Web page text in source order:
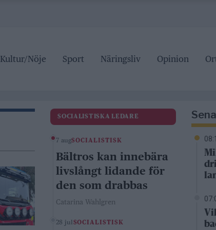
Kultur/Nöje Sport Näringsliv Opinion
SOCIALISTISKA LEDARE
7 augSOCIALISTISK
Bältros kan innebära
livslångt lidande för
den som drabbas
Catarina Wahlgren
28 jul SOCIALISTISK